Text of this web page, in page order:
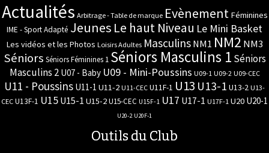
Actualités Arbitrage - Table de marque Evènement Féminines
IME - Sport Adapté Jeunes Le haut Niveau Le Mini Basket
Les vidéos et les Photos Loisirs Adultes Masculins NM1 NM2 NM3
Séniors Séniors Féminines 1 Séniors Masculins 1 Séniors
Masculins 2 U07 - Baby U09 - Mini-Poussins U09-1 U09-2 U09-CEC
U11 - Poussins U11-1 U11-2 U11-CEC U11F-1 U13 U13-1 U13-2 U13-
CEC U13F-1 U15 U15-1 U15-2U15-CEC U15F-1 U17 U17-1 U17F-1 U20 U20-1
U20-2 U20F-1
Outils du Club